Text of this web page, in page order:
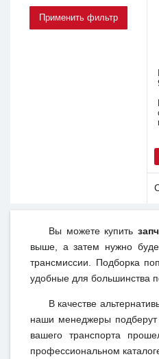
Вы можете купить
выше, а затем нужно
трансмиссии. Подборка
удобные для большинства
В качестве
наши менеджеры
вашего транспорта
профессиональном